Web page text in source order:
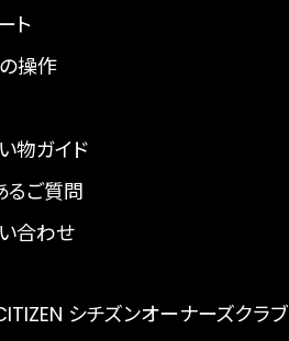
ト
操作
物ガイド
るご質問
合わせ
シチズンオーナーズクラブ